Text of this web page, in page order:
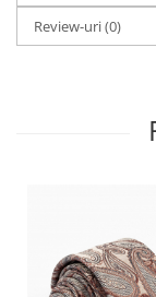
Review-uri(0)